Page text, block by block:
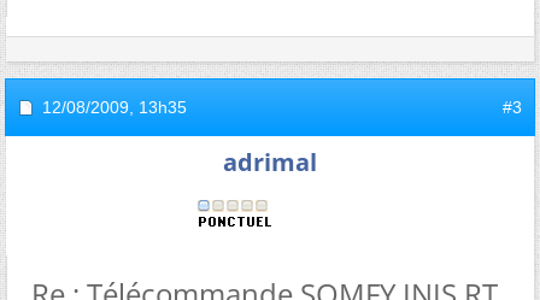
12/08/2009, 13h35 #3
adrimal